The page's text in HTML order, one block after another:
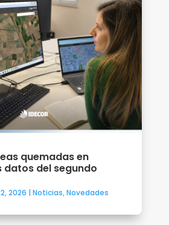
quemadas en
datos del segundo
2026 | Noticias,Novedades